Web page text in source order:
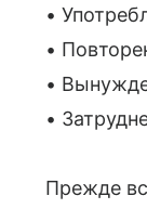
•
•
•
•
Прежде